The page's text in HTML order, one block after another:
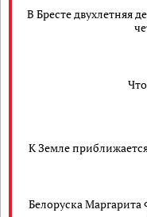
В Бресте двухлетняя
К Земле
Белоруска